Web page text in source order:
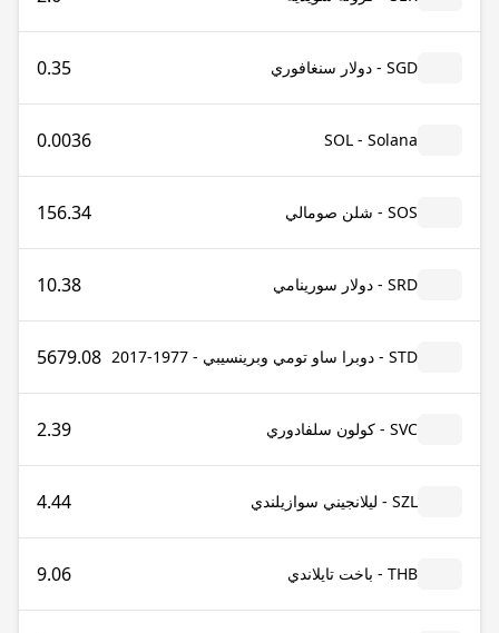
SGD - دولار سنغافوري 0.35
SOL - Solana
0.0036
SOS - شلن صومالي 156.34
SRD - دولار سورينامي 10.38
STD - دوبرا ساو تومي وبرينسيبي - 1977-2017 5679.08
SVC - كولون سلفادوري 2.39
SZL - ليلانجيني سوازيلندي 4.44
THB - باخت تايلاندي 9.06